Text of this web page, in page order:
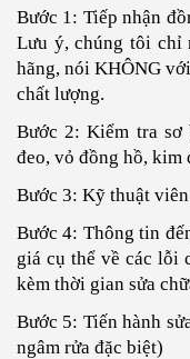
Bước 1: Tiếp nhận
Lưu ý, chúng tôi chỉ
hãng, nói KHÔNG
chất lượng.
Bước 2: Kiểm tra sơ
đeo, vỏ đồng hồ,
Bước 3: Kỹ thuật
Bước 4: Thông tin
giá cụ thể về các lỗi
kèm thời gian sửa
Bước 5: Tiến hành
ngâm rửa đặc biệt)